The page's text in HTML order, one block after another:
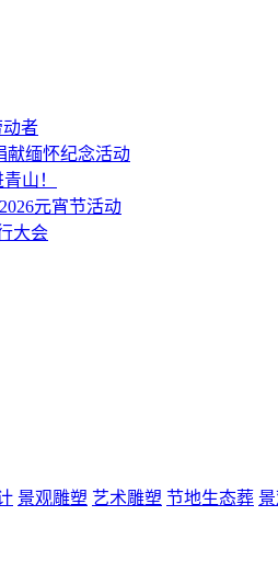
动者
献缅怀纪念活动
山！
元宵节活动
大会
景观雕塑 艺术雕塑 节地生态葬